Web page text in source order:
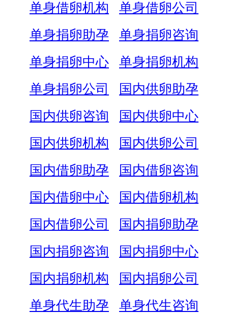
单身借卵机构
单身借卵公司
单身捐卵助孕
单身捐卵咨询
单身捐卵中心
单身捐卵机构
单身捐卵公司
国内供卵助孕
国内供卵咨询
国内供卵中心
国内供卵机构
国内供卵公司
国内借卵助孕
国内借卵咨询
国内借卵中心
国内借卵机构
国内借卵公司
国内捐卵助孕
国内捐卵咨询
国内捐卵中心
国内捐卵机构
国内捐卵公司
单身代生助孕
单身代生咨询